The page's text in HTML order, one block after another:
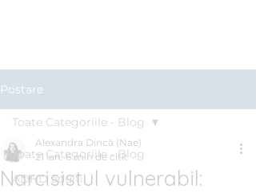
Postare
Toate Categoriile - Blog
ADHD adulți
Toate Categoriile - Blog
Narcisistul vulnerabil:
Alexandra Dincă (Nae)
21 ian. 6 min de citit